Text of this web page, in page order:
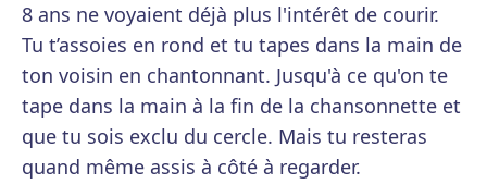
8 ans ne voyaient déjà plus l'intérêt de courir.
Tu t’assoies en rond et tu tapes dans la main de
ton voisin en chantonnant. Jusqu'à ce qu'on te
tape dans la main à la fin de la chansonnette et
que tu sois exclu du cercle. Mais tu resteras
quand même assis à côté à regarder.